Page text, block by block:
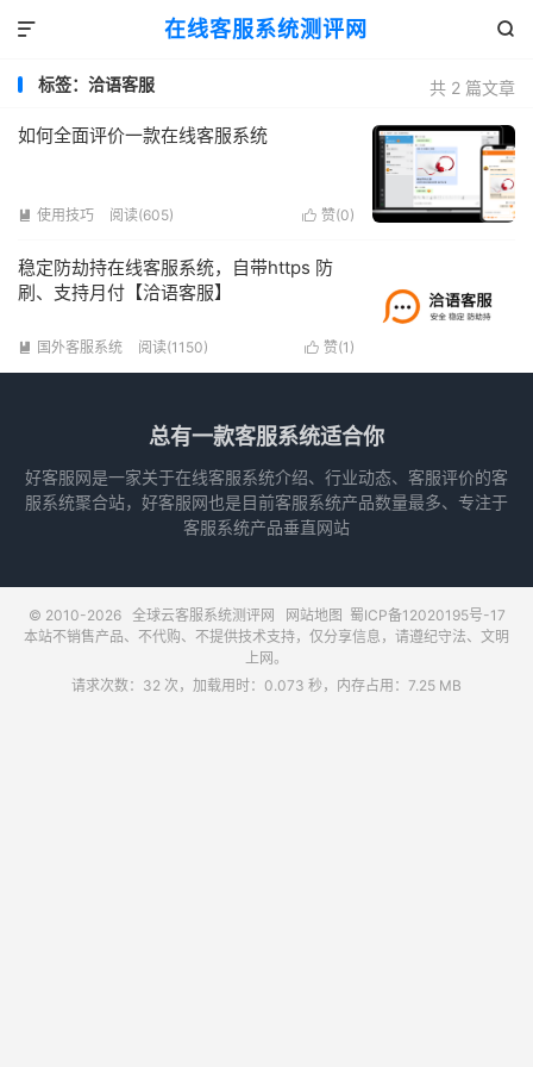
在线客服系统测评网 

共 2 篇文章
标签：洽语客服
如何全面评价一款在线客服系统
 赞(0)
 使用技巧 阅读(605)
稳定防劫持在线客服系统，自带https 防
刷、支持月付【洽语客服】
 赞(1 )
 国外客服系统 阅读(1150)
总有一款客服系统适合你
好客服网是一家关于在线客服系统介绍、行业动态、客服评价的客
服系统聚合站，好客服网也是目前客服系统产品数量最多、专注于
客服系统产品垂直网站
© 2010-2026 全球云客服系统测评网 网站地图 蜀ICP备12020195号-17
本站不销售产品、不代购、不提供技术支持，仅分享信息，请遵纪守法、文明
上网。
请求次数：32 次，加载用时：0.073 秒，内存占用：7.25 MB